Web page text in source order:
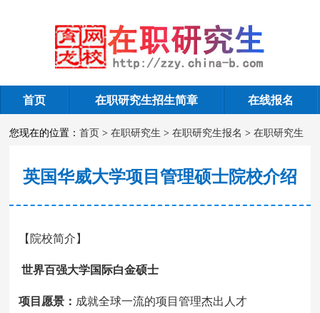
在职研究生报考专业
首页 在职研究生招生简章 在线报名
您现在的位置：首页 >在职研究生 >在职研究生报名 >在职研究生
英国华威大学项目管理硕士院校介绍
【院校简介】
世界百强大学国际白金硕士
项目愿景： 成就全球一流的项目管理杰出人才